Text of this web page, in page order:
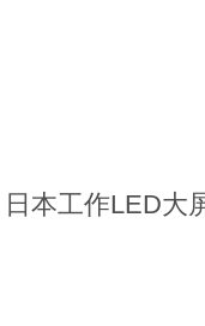
日本工作LED大